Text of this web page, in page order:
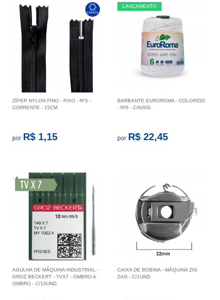
ZÍPER NYLON FINO - FIXO - Nº3 -
CORRENTE - 15CM
por R$ 1,15
LANÇAMENTO
BARBANTE EUROROMA - COLORIDO
- Nº6 - C/600G
por R$ 22,45
AGULHA DE MÁQUINA INDUSTRIAL -
GROZ BECKERT - TVX7 - OMBRO A
OMBRO - C/10UND
CAIXA DE BOBINA - MÁQUINA ZIG
ZAG - C/1UND